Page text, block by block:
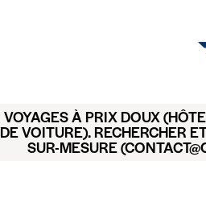
VOYAGES À PRIX DOUX
DE VOITURE). RECHERCHER
SUR-MESURE